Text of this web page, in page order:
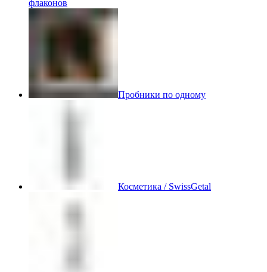
флаконов
Пробники по одному
Косметика / SwissGetal